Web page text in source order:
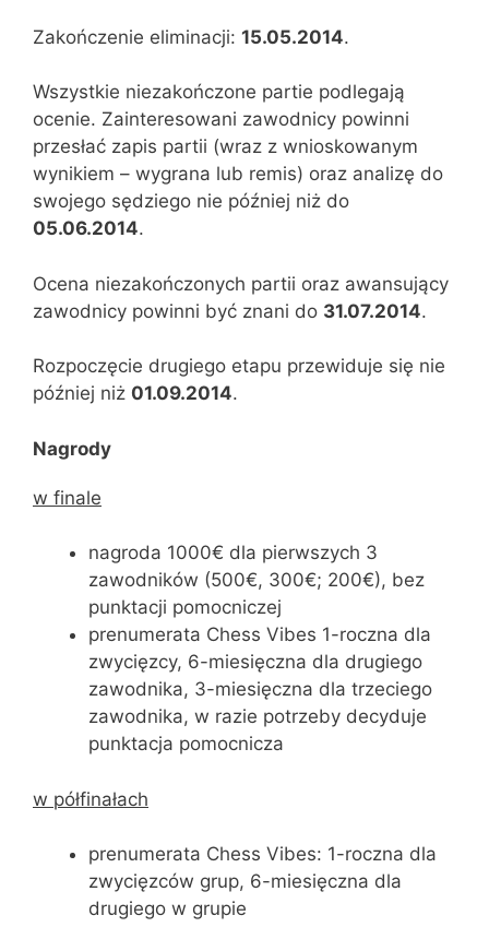
Zakończenie eliminacji: 15.05.2014.
Wszystkie niezakończone partie podlegają
ocenie. Zainteresowani zawodnicy powinni
przesłać zapis partii (wraz z wnioskowanym
wynikiem – wygrana lub remis) oraz analizę do
swojego sędziego nie później niż do
05.06.2014.
Ocena niezakończonych partii oraz awansujący
zawodnicy powinni być znani do 31.07.2014.
Rozpoczęcie drugiego etapu przewiduje się nie
później niż 01.09.2014.
Nagrody
w finale
nagroda 1000€ dla pierwszych 3
zawodników (500€, 300€; 200€), bez
punktacji pomocniczej
prenumerata Chess Vibes 1-roczna dla
zwycięzcy, 6-miesięczna dla drugiego
zawodnika, 3-miesięczna dla trzeciego
zawodnika, w razie potrzeby decyduje
punktacja pomocnicza
w półfinałach
prenumerata Chess Vibes: 1-roczna dla
zwycięzców grup, 6-miesięczna dla
drugiego w grupie